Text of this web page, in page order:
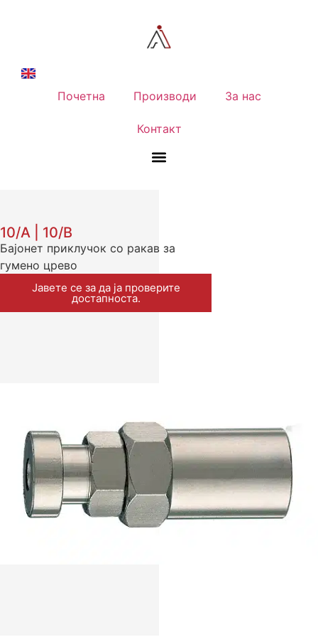
Почетна Производи За нас
Контакт
10/A | 10/B
Бајонет приклучок со ракав за
гумено црево
Јавете се за да ја проверите
достапноста.